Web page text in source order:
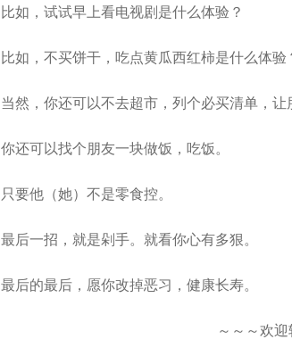
比如，试试早上看电视剧是什么体验？
比如，不买饼干，吃点黄瓜西红柿是什么体验
当然，你还可以不去超市，列个必买清单，让
你还可以找个朋友一块做饭，吃饭。
只要他（她）不是零食控。
最后一招，就是剁手。就看你心有多狠。
最后的最后，愿你改掉恶习，健康长寿。
～～～欢